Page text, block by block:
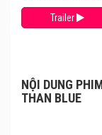
NỘI DUNG
THAN BLUE
Trailer